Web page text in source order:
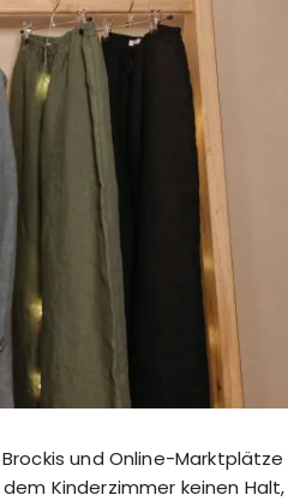
und Online-Marktplätze
Kinderzimmer keinen Halt,